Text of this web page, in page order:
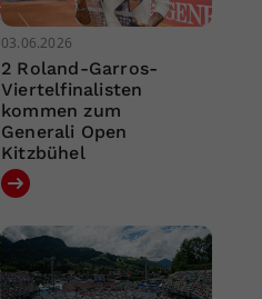
03.06.2026
2 Roland-Garros-
Viertelfinalisten
kommen zum
Generali Open
Kitzbühel